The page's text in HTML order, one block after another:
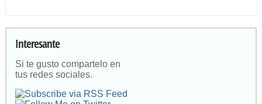
Interesante
Si te gusto compartelo en
tus redes sociales.